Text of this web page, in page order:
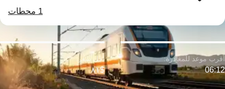
1 محطات
06:12 $٨١